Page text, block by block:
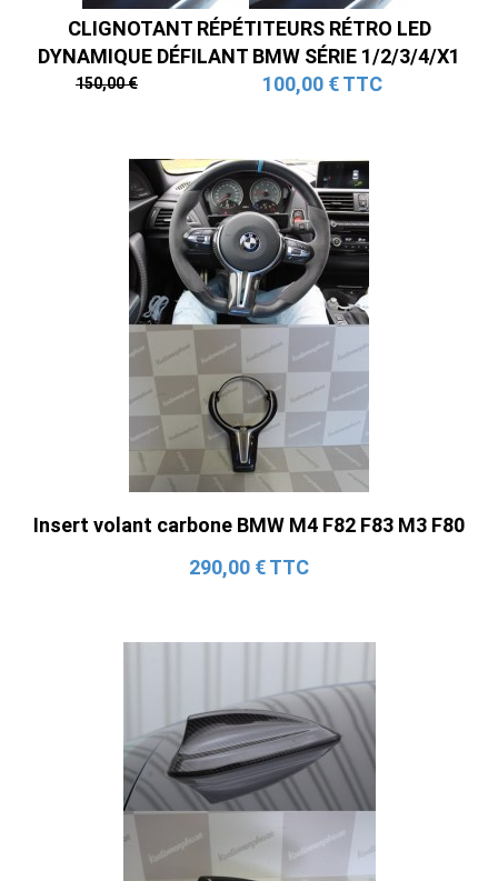
CLIGNOTANT RÉPÉTITEURS RÉTRO LED
DYNAMIQUE DÉFILANT BMW SÉRIE 1/2/3/4/X1
150,00 € 100,00 € TTC
Insert volant carbone BMW M4 F82 F83 M3 F80
290,00 € TTC